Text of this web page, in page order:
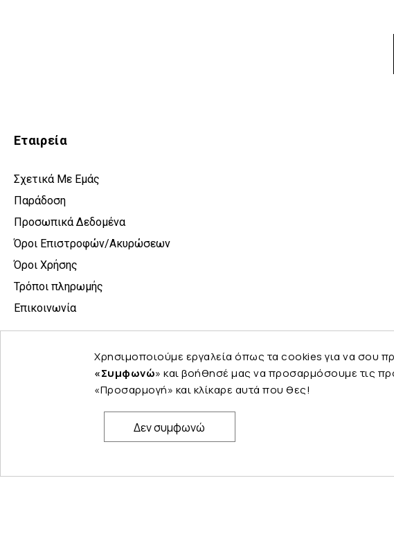
Εταιρεία
Σχετικά Με Εμάς
Παράδοση
Προσωπικά Δεδομένα
Όροι Επιστροφών/Ακυρώσεων
Όροι Χρήσης
Τρόποι πληρωμής
Επικοινωνία
Χρησιμοποιούμε εργαλεία όπως τα cookies για να σου
«Συμφωνώ» και βοήθησέ μας να προσαρμόσουμε τις
«Προσαρμογή» και κλίκαρε αυτά που θες!
Δεν συμφωνώ